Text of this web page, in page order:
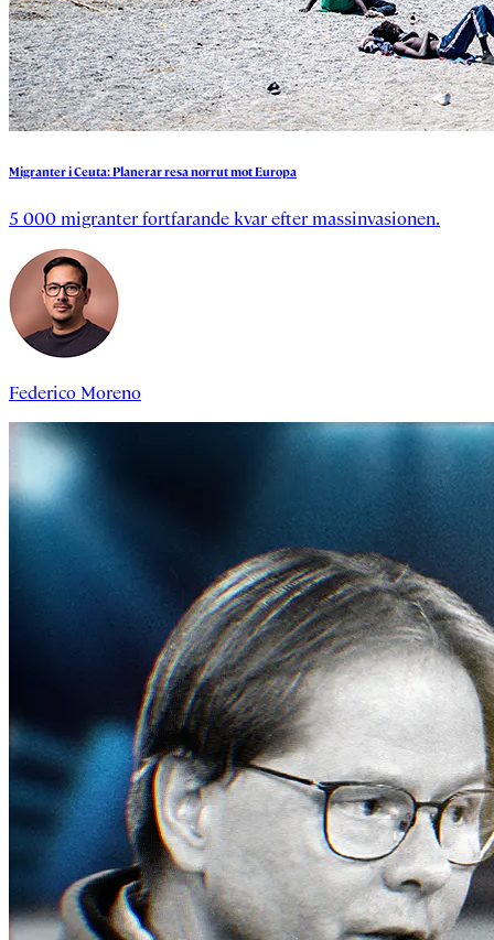
MigranteriCeuta:PlanerarresanorrutmotEuropa
5 000 migranter fortfarande kvar efter massinvasionen.
Federico Moreno